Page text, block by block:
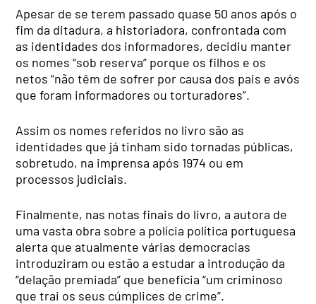
Apesar de se terem passado quase 50 anos após o
fim da ditadura, a historiadora, confrontada com
as identidades dos informadores, decidiu manter
os nomes “sob reserva” porque os filhos e os
netos “não têm de sofrer por causa dos pais e avós
que foram informadores ou torturadores”.
Assim os nomes referidos no livro são as
identidades que já tinham sido tornadas públicas,
sobretudo, na imprensa após 1974 ou em
processos judiciais.
Finalmente, nas notas finais do livro, a autora de
uma vasta obra sobre a polícia política portuguesa
alerta que atualmente várias democracias
introduziram ou estão a estudar a introdução da
“delação premiada” que beneficia “um criminoso
que trai os seus cúmplices de crime”.